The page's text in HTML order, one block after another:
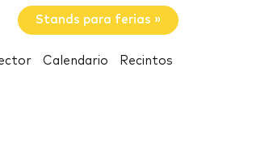
Stands para ferias »
Calendario Recintos